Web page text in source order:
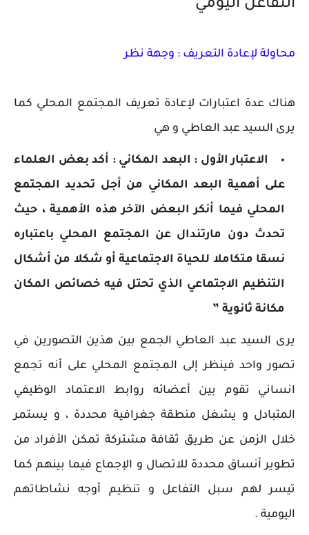
التفاعل اليومي
محاولة لإعادة التعريف : وجهة نظر
هناك عدة اعتبارات لإعادة تعريف المجتمع المحلي كما
يرى السيد عبد العاطي و هي
الاعتبار الأول : البعد المكاني : أكد بعض العلماء
على أهمية البعد المكاني من أجل تحديد المجتمع
المحلي فيما أنكر البعض الآخر هذه الأهمية ، حيث
تحدث دون مارتندال عن المجتمع المحلي باعتباره
نسقا متكاملا للحياة الاجتماعية أو شكلا من أشكال
التنظيم الاجتماعي الذي تحتل فيه خصائص المكان
مكانة ثانوية ”
يرى السيد عبد العاطي الجمع بين هذين التصورين في
تصور واحد فينظر إلى المجتمع المحلي على أنه تجمع
انساني تقوم بين أعضائه روابط الاعتماد الوظيفي
المتبادل و يشغل منطقة جغرافية محددة ، و يستمر
خلال الزمن عن طريق ثقافة مشتركة تمكن الأفراد من
تطوير أنساق محددة للاتصال و الإجماع فيما بينهم كما
تيسر لهم سبل التفاعل و تنظيم أوجه نشاطاتهم
اليومية .